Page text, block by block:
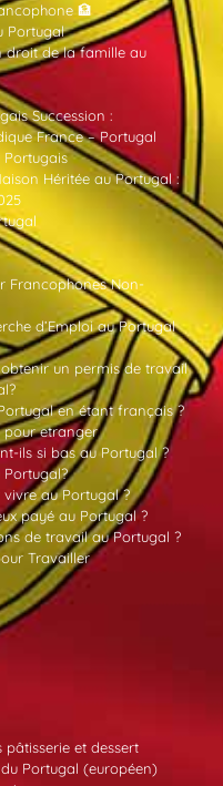
🏦
Portugal
droit de la famille au
Succession :
France – Portugal
Portugais
Héritée au Portugal :
Francophones Non-
d’Emploi au Portugal
un permis de travail
en étant français ?
pour etranger
ils si bas au Portugal ?
Portugal?
au Portugal ?
payé au Portugal ?
de travail au Portugal ?
Travailler
et dessert
Portugal (européen)